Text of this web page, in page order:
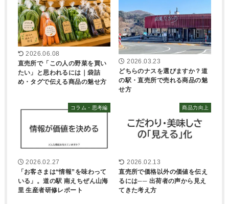
2026.06.08
直売所で「この人の野菜を買い
たい」と思われるには｜袋詰
め・タグで伝える商品の魅せ方
2026.03.23
どちらのナスを選びますか？道
の駅・直売所で売れる商品の魅
せ方
コラム・思考編
2026.02.27
「お客さまは“情報”を味わって
いる」。道の駅 南えちぜん山海
里 生産者研修レポート
商品力向上
2026.02.13
直売所で価格以外の価値を伝え
るには── 出荷者の声から見え
てきた考え方